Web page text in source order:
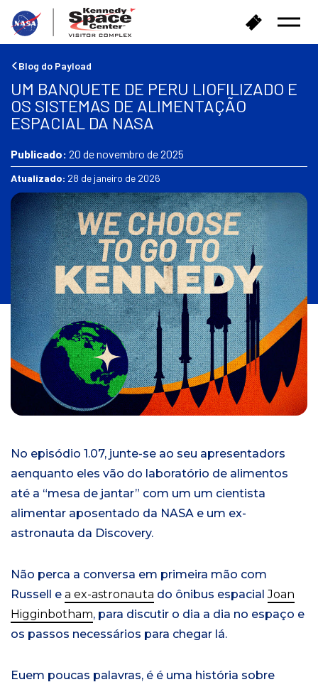
l
r
p
a
a
p
á
g
i
n
a
i
n
i
c
i
a
l
a
r
s
s
o
s
Menu
Blog do Payload
UM BANQUETE DE PERU LIOFILIZADO E
OS SISTEMAS DE ALIMENTAÇÃO
ESPACIAL DA NASA
Publicado: 20 de novembro de 2025
Atualizado: 28 de janeiro de 2026
No episódio 1.07, junte-se ao seu apresentadors
aenquanto eles vão do laboratório de alimentos
até a “mesa de jantar” com um um cientista
alimentar aposentado da NASA e um ex-
astronauta da Discovery.
Não perca a conversa em primeira mão com
Russell e a ex-astronauta do ônibus espacialJoan
Higginbotham, para discutir o dia a dia no espaço e
os passos necessários para chegar lá.
Euem poucas palavras, é é uma história sobre